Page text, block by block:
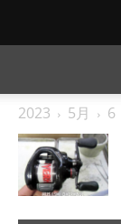
2023 5月 6